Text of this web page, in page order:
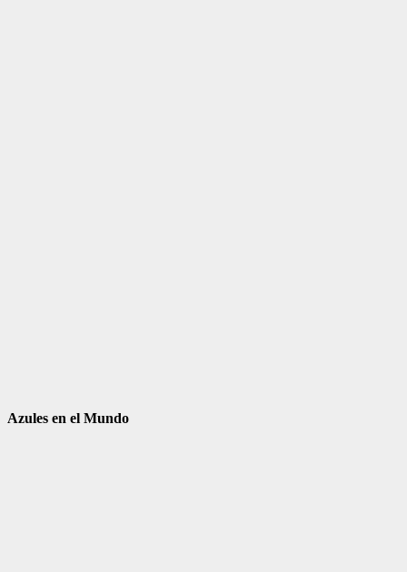
Azules en el Mundo